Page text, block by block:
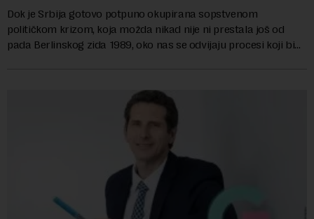
Dok je Srbija gotovo potpuno okupirana sopstvenom
političkom krizom, koja možda nikad nije ni prestala još od
pada Berlinskog zida 1989, oko nas se odvijaju procesi koji bi